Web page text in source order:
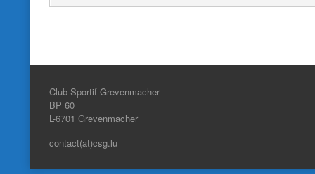
Club Sportif Grevenmacher
BP 60
L-6701 Grevenmacher
contact(at)csg.lu